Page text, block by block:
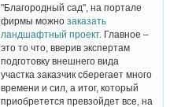
"Благородный сад", на портале
фирмы можнозаказать
ландшафтный проект. Главное –
это то что, вверив экспертам
подготовку внешнего вида
участка заказчик сберегает много
времени и сил, а итог, который
приобретется превзойдет все, на